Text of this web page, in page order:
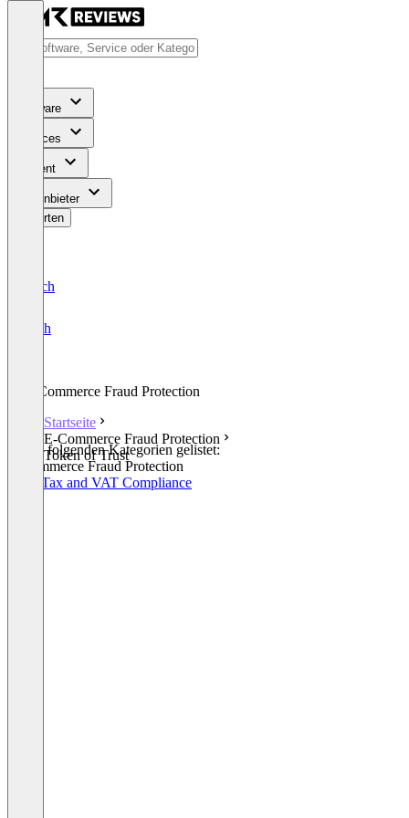
Software
Services
Content
Für Anbieter
Bewerten
Deutsch
English
E-Commerce Fraud Protection
Startseite
E-Commerce Fraud Protection
Token of Trust
In den folgenden Kategorien gelistet:
E-Commerce Fraud Protection
Sales Tax and VAT Compliance